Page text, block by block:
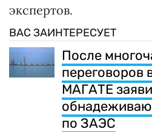
экспертов.
ВАС ЗАИНТЕРЕСУЕТ
После
переговоров
МАГАТЕ
по ЗАЭС